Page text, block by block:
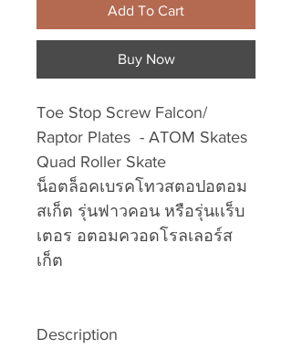
Add To Cart
Buy Now
Toe Stop Screw Falcon/
Raptor Plates - ATOM Skates
Quad Roller Skate
น็อตล็อคเบรคโทวสตอปอตอม
สเก็ต รุ่นฟาวคอน หรือรุ่นเเร็บ
เตอร อตอมควอดโรลเลอร์ส
เก็ต
Description